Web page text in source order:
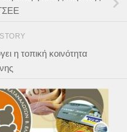
η τοπική κοινότητα